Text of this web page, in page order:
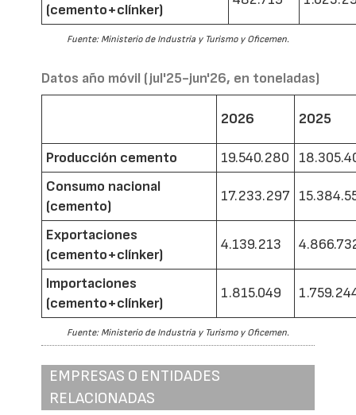
(cemento+clínker)
Fuente: Ministerio de Industria y Turismo y Oficemen.
Datos año móvil (jul'25-jun'26, en toneladas)
2026 2025
Producción cemento 19.540.280
Consumo nacional
(cemento)
17.233.297
Exportaciones
(cemento+clínker)
4.139.213
Importaciones
(cemento+clínker)
1.815.049
Fuente: Ministerio de Industria y Turismo y Oficemen.
EMPRESAS O ENTIDADES
RELACIONADAS